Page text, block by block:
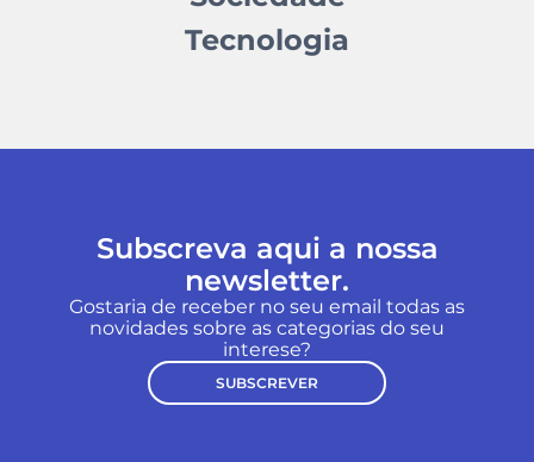
Tecnologia
Subscreva aqui a nossa
newsletter.
Gostaria de receber no seu email todas as
novidades sobre as categorias do seu
interese?
SUBSCREVER